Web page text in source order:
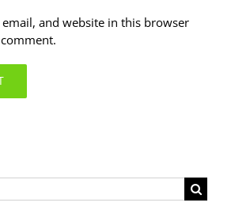
email, and website in this browser